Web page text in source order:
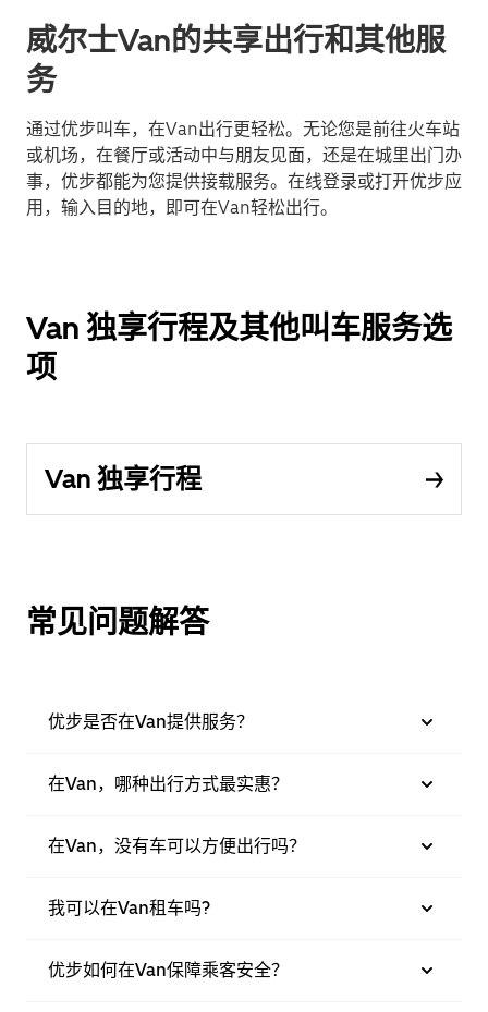
威尔士Van的共享出行和其他服
务
通过优步叫车，在Van出行更轻松。无论您是前往火车站
或机场，在餐厅或活动中与朋友见面，还是在城里出门办
事，优步都能为您提供接载服务。在线登录或打开优步应
用，输入目的地，即可在Van轻松出行。
Van 独享行程及其他叫车服务选
项
Van 独享行程
常见问题解答
优步是否在Van提供服务？
在Van，哪种出行方式最实惠？
在Van，没有车可以方便出行吗？
我可以在Van租车吗?
优步如何在Van保障乘客安全？